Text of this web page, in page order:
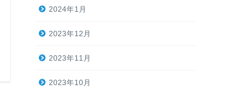
2024年1月
2023年12月
2023年11月
2023年10月